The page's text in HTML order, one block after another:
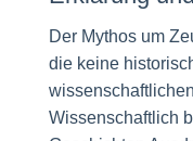
Der Mythos um
die keine
Wissenschaftlich